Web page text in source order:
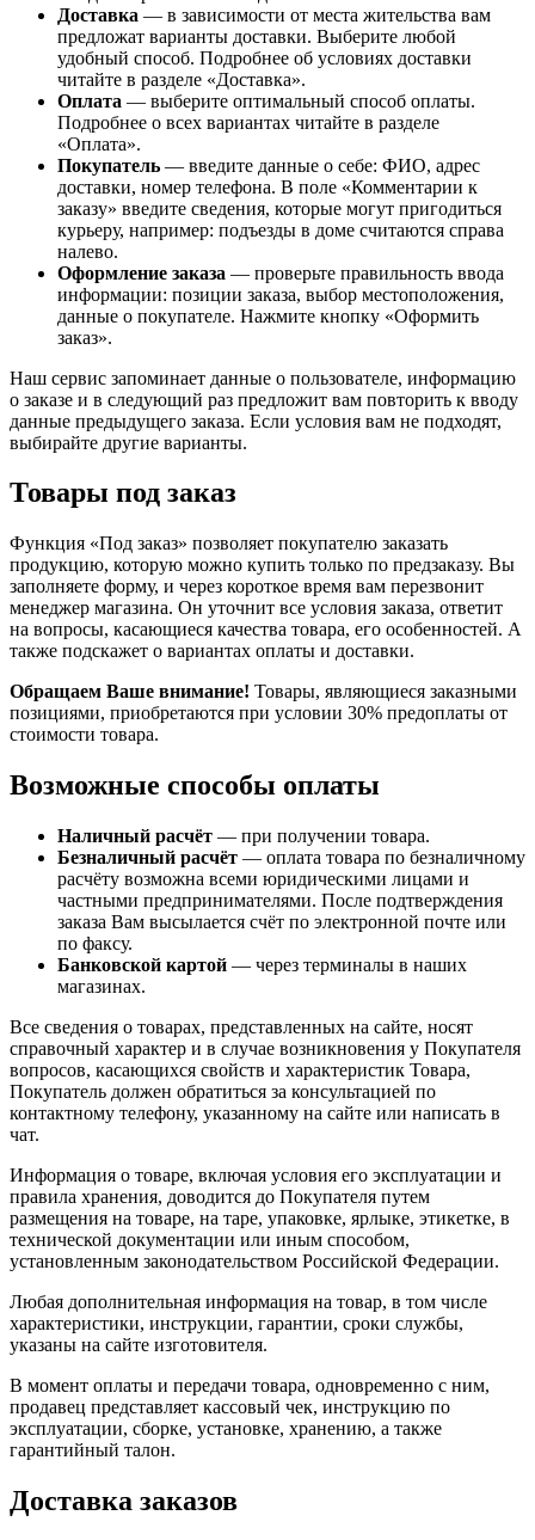
Доставка — в зависимости от места жительства вам
предложат варианты доставки. Выберите любой
удобный способ. Подробнее об условиях доставки
читайте в разделе «Доставка».
Оплата — выберите оптимальный способ оплаты.
Подробнее о всех вариантах читайте в разделе
«Оплата».
Покупатель — введите данные о себе: ФИО, адрес
доставки, номер телефона. В поле «Комментарии к
заказу» введите сведения, которые могут пригодиться
курьеру, например: подъезды в доме считаются справа
налево.
Оформление заказа — проверьте правильность ввода
информации: позиции заказа, выбор местоположения,
данные о покупателе. Нажмите кнопку «Оформить
заказ».
Наш сервис запоминает данные о пользователе, информацию
о заказе и в следующий раз предложит вам повторить к вводу
данные предыдущего заказа. Если условия вам не подходят,
выбирайте другие варианты.
Товары под заказ
Функция «Под заказ» позволяет покупателю заказать
продукцию, которую можно купить только по предзаказу. Вы
заполняете форму, и через короткое время вам перезвонит
менеджер магазина. Он уточнит все условия заказа, ответит
на вопросы, касающиеся качества товара, его особенностей. А
также подскажет о вариантах оплаты и доставки.
Обращаем Ваше внимание! Товары, являющиеся заказными
позициями, приобретаются при условии 30% предоплаты от
стоимости товара.
Возможные способы оплаты
Наличный расчёт — при получении товара.
Безналичный расчёт — оплата товара по безналичному
расчёту возможна всеми юридическими лицами и
частными предпринимателями. После подтверждения
заказа Вам высылается счёт по электронной почте или
по факсу.
Банковской картой — через терминалы в наших
магазинах.
Все сведения о товарах, представленных на сайте, носят
справочный характер и в случае возникновения у Покупателя
вопросов, касающихся свойств и характеристик Товара,
Покупатель должен обратиться за консультацией по
контактному телефону, указанному на сайте или написать в
чат.
Информация о товаре, включая условия его эксплуатации и
правила хранения, доводится до Покупателя путем
размещения на товаре, на таре, упаковке, ярлыке, этикетке, в
технической документации или иным способом,
установленным законодательством Российской Федерации.
Любая дополнительная информация на товар, в том числе
характеристики, инструкции, гарантии, сроки службы,
указаны на сайте изготовителя.
В момент оплаты и передачи товара, одновременно с ним,
продавец представляет кассовый чек, инструкцию по
эксплуатации, сборке, установке, хранению, а также
гарантийный талон.
Доставка заказов